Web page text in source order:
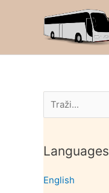
Pretraga
Languages
English